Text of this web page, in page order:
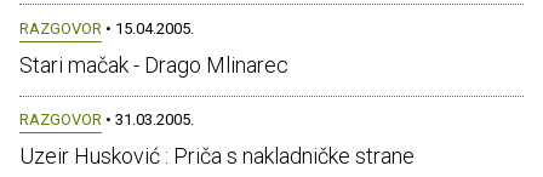
RAZGOVOR • 15.04.2005.
Stari mačak - Drago Mlinarec
RAZGOVOR • 31.03.2005.
Uzeir Husković : Priča s nakladničke strane